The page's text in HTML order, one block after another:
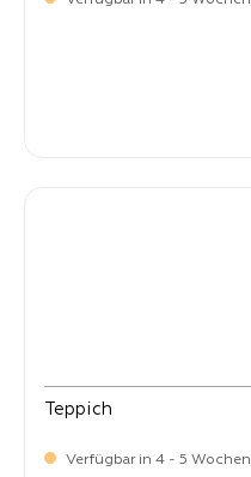
Teppich
Verfügbar in 4 - 5 Wochen